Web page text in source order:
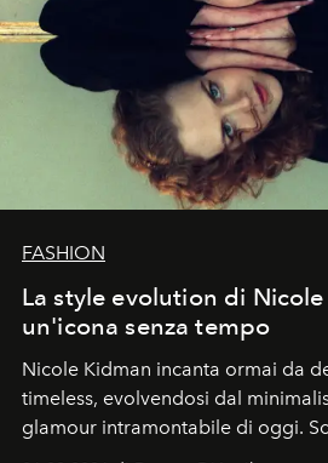
FASHION
La style evolution di
un'icona senza tempo
Nicole Kidman incanta ormai da
timeless, evolvendosi dal
glamour intramontabile di oggi.
Italia la sua style evolution.